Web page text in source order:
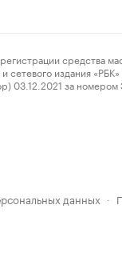
средства
издания «РБК»
03.12.2021 за
данных ·